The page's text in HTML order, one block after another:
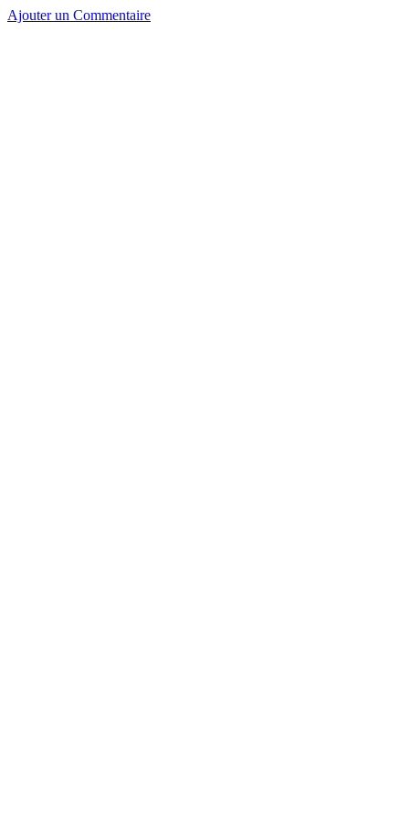
Ajouter un Commentaire